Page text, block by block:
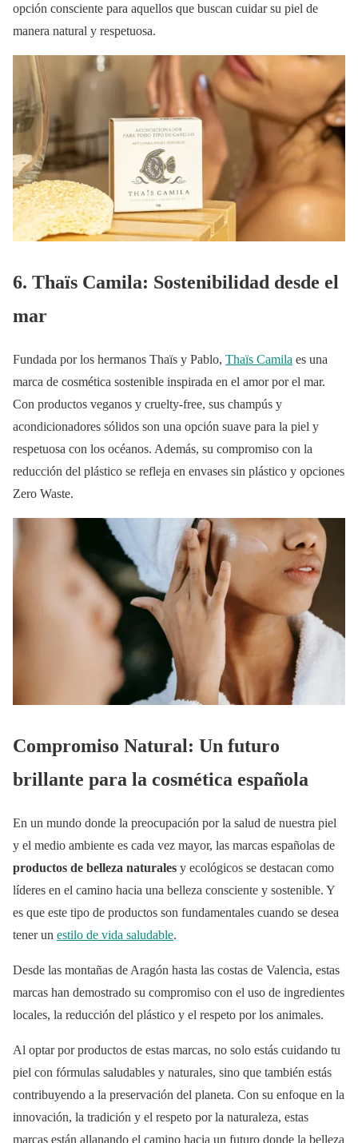
opción consciente para aquellos que buscan cuidar su piel de
manera natural y respetuosa.
6. Thaïs Camila: Sostenibilidad desde el
mar
Fundada por los hermanos Thaïs y Pablo, Thaïs Camila es una
marca de cosmética sostenible inspirada en el amor por el mar.
Con productos veganos y cruelty-free, sus champús y
acondicionadores sólidos son una opción suave para la piel y
respetuosa con los océanos. Además, su compromiso con la
reducción del plástico se refleja en envases sin plástico y opciones
Zero Waste.
Compromiso Natural: Un futuro
brillante para la cosmética española
En un mundo donde la preocupación por la salud de nuestra piel
y el medio ambiente es cada vez mayor, las marcas españolas de
productos de belleza naturales y ecológicos se destacan como
líderes en el camino hacia una belleza consciente y sostenible. Y
es que este tipo de productos son fundamentales cuando se desea
tener un estilo de vida saludable.
Desde las montañas de Aragón hasta las costas de Valencia, estas
marcas han demostrado su compromiso con el uso de ingredientes
locales, la reducción del plástico y el respeto por los animales.
Al optar por productos de estas marcas, no solo estás cuidando tu
piel con fórmulas saludables y naturales, sino que también estás
contribuyendo a la preservación del planeta. Con su enfoque en la
innovación, la tradición y el respeto por la naturaleza, estas
marcas están allanando el camino hacia un futuro donde la belleza